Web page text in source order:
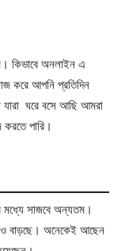
কিভাবে অনলাইন এ
করে আপনি প্রতিদিন
ঘরে বসে আছি আমরা
পারি।
মধ্যে সাজবে অন্যতম।
বাড়ছে। অনেকেই আছেন